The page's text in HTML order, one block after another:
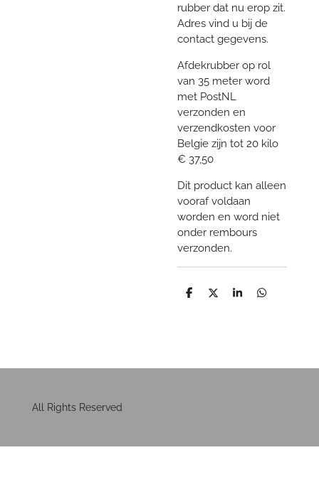
rubber dat nu erop zit.
Adres vind u bij de
contact gegevens.
Afdekrubber op rol
van 35 meter word
met PostNL
verzonden en
verzendkosten voor
Belgie zijn tot 20 kilo
€ 37,50
Dit product kan alleen
vooraf voldaan
worden en word niet
onder rembours
verzonden.
D
D
S
D
All Rights Reserved